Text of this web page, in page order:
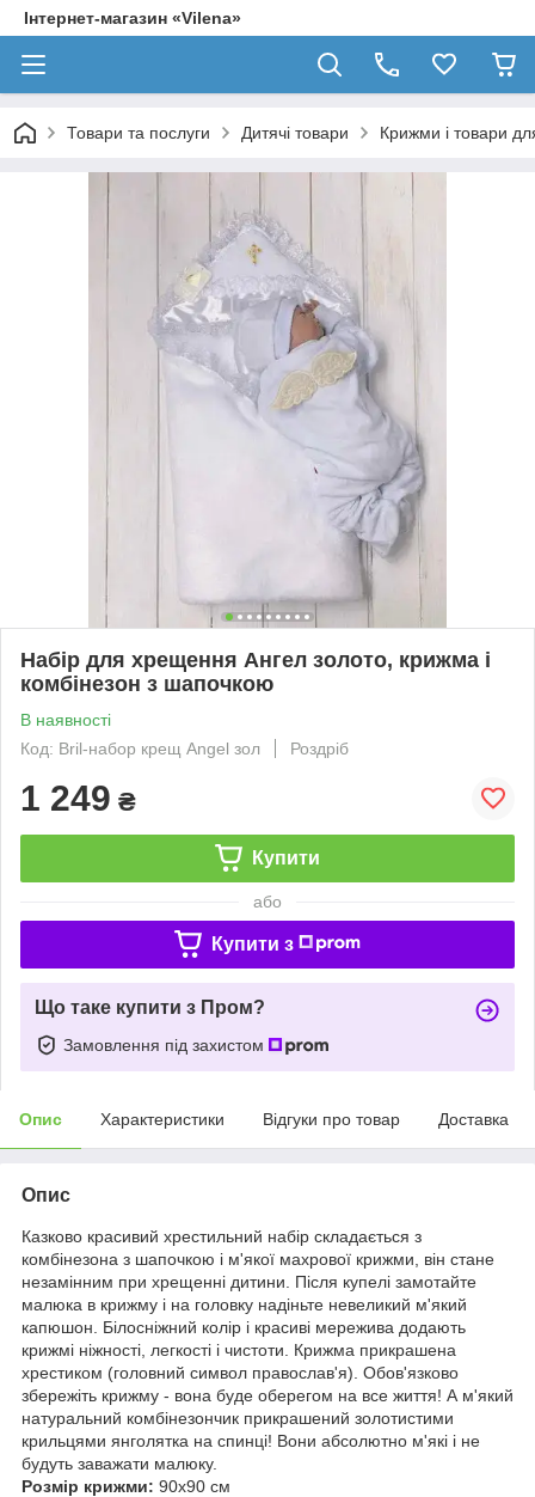
Інтернет-магазин «Vilena»
Товари та послуги Дитячі товари Крижми і товари
Набір для хрещення Ангел золото, крижма і
комбінезон з шапочкою
В наявності
Код: Bril-набор крещ Angel зол
Роздріб
1 249 ₴
Купити
або
Купити з
Що таке купити з Пром?
Замовлення під захистом
Опис Характеристики Відгуки про товар Доставка
Опис
Казково красивий хрестильний набір складається з
комбінезона з шапочкою і м'якої махрової крижми, він стане
незамінним при хрещенні дитини. Після купелі замотайте
малюка в крижму і на головку надіньте невеликий м'який
капюшон. Білосніжний колір і красиві мережива додають
крижмі ніжності, легкості і чистоти. Крижма прикрашена
хрестиком (головний символ православ'я). Обов'язково
збережіть крижму - вона буде оберегом на все життя! А м'який
натуральний комбінезончик прикрашений золотистими
крильцями янголятка на спинці! Вони абсолютно м'які і не
будуть заважати малюку.
Розмір крижми: 90х90 см